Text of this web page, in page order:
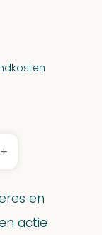
+
en
actie